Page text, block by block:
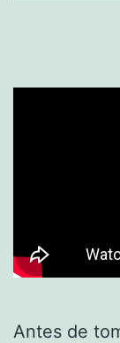
Antes de